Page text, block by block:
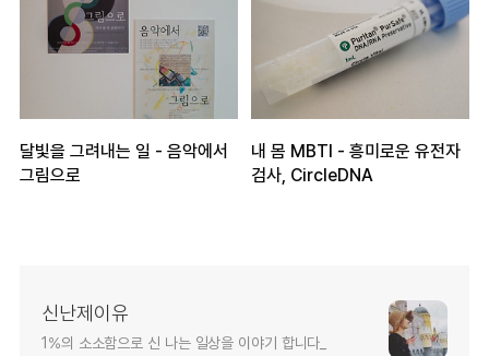
달빛을 그려내는 일 - 음악에서
그림으로
내 몸 MBTI - 흥미로운 유전자
검사, CircleDNA
신난제이유
1%의 소소함으로 신 나는 일상을 이야기 합니다_